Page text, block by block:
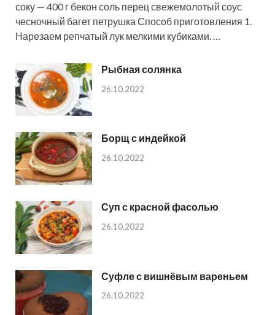
соку — 400 г бекон соль перец свежемолотый соус
чесночный багет петрушка Способ приготовления 1.
Нарезаем репчатый лук мелкими кубиками. …
Рыбная солянка
26.10.2022
Борщ с индейкой
26.10.2022
Суп с красной фасолью
26.10.2022
Суфле с вишнёвым вареньем
26.10.2022